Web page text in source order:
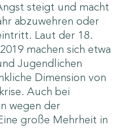
steigt und macht
abzuwehren oder
Laut der 18.
machen sich etwa
Jugendlichen
Dimension von
Auch bei
wegen der
große Mehrheit in